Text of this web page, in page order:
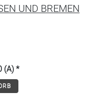
UND BREMEN
(A) *